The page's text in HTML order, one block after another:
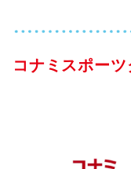
コナミスポー